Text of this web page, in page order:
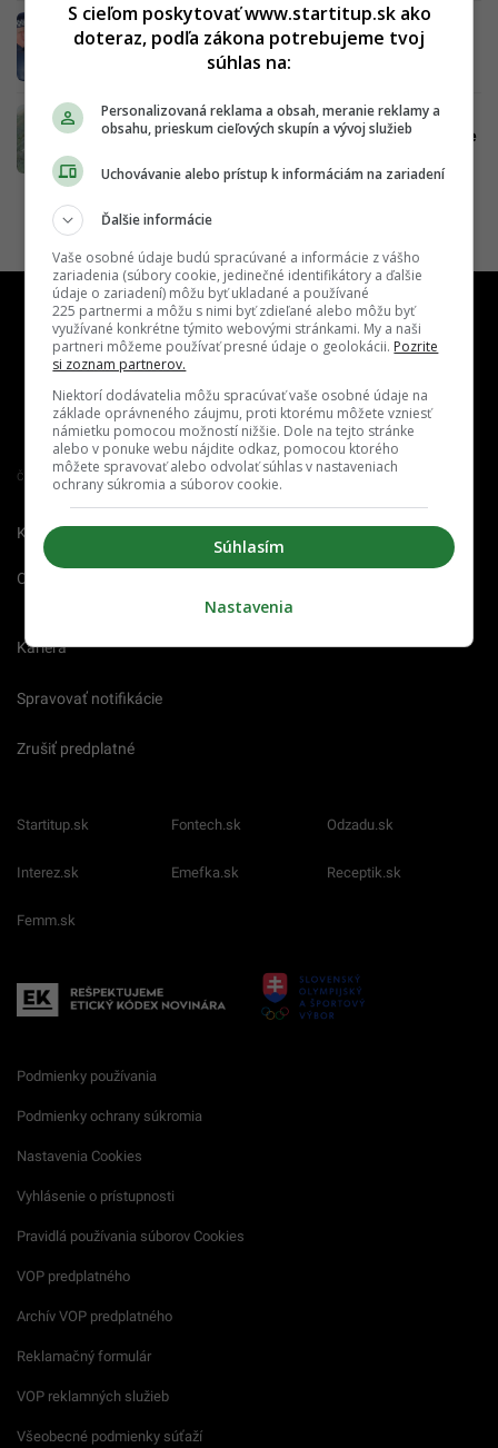
Dôležitá zmena pre vodičov: Očakávaných
300 radarov na Slovensku tak skoro
neuvidíme
Vodiči sa musia pripraviť na stovky radarov:
Vieme, kde ich môžu rozmiestniť, tento kraj je
Člen združenia IAB Slovakia
Kontakt
O nás
Kariéra
Spravovať notifikácie
Zrušiť predplatné
Startitup.sk Fontech.sk Odzadu.sk
Interez.sk Emefka.sk Receptik.sk
Femm.sk
Podmienky používania
Podmienky ochrany súkromia
Nastavenia Cookies
Vyhlásenie o prístupnosti
Pravidlá používania súborov Cookies
VOP predplatného
Archív VOP predplatného
Reklamačný formulár
VOP reklamných služieb
Všeobecné podmienky súťaží
S cieľom poskytovať www.startitup.sk ako
doteraz, podľa zákona potrebujeme tvoj
súhlas na:
Personalizovaná reklama a obsah, meranie reklamy a
obsahu, prieskum cieľových skupín a vývoj služieb
Uchovávanie alebo prístup k informáciám na zariadení
Ďalšie informácie
Vaše osobné údaje budú spracúvané a informácie z vášho
zariadenia (súbory cookie, jedinečné identifikátory a ďalšie
údaje o zariadení) môžu byť ukladané a používané
225 partnermi a môžu s nimi byť zdieľané alebo môžu byť
využívané konkrétne týmito webovými stránkami. My a naši
partneri môžeme používať presné údaje o geolokácii. Pozrite
si zoznam partnerov.
Niektorí dodávatelia môžu spracúvať vaše osobné údaje na
základe oprávneného záujmu, proti ktorému môžete vzniesť
námietku pomocou možností nižšie. Dole na tejto stránke
alebo v ponuke webu nájdite odkaz, pomocou ktorého
môžete spravovať alebo odvolať súhlas v nastaveniach
ochrany súkromia a súborov cookie.
Súhlasím
Nastavenia